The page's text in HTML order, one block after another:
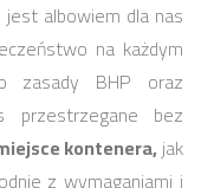
albowiem dla nas
na każdym
zasady BHP oraz
bez
kontenera,jak
z wymaganiami i